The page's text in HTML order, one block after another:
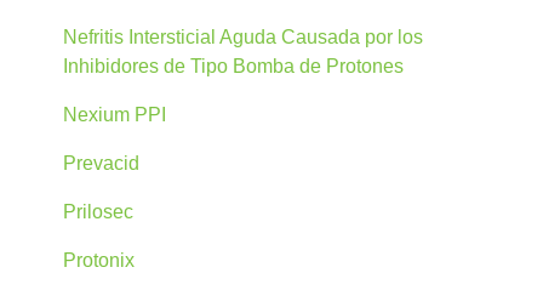
Nefritis Intersticial Aguda Causada por los
Inhibidores de Tipo Bomba de Protones
Nexium PPI
Prevacid
Prilosec
Protonix